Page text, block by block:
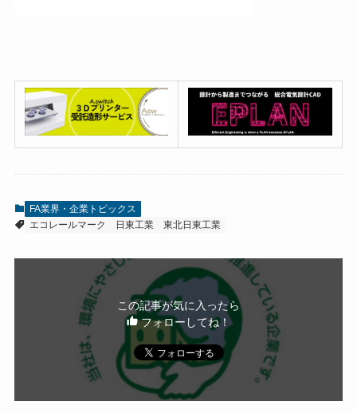
FA業界・企業トピックス
エコレールマーク
日東工業 東北日東工業
この記事が気に入ったら
フォローしてね！